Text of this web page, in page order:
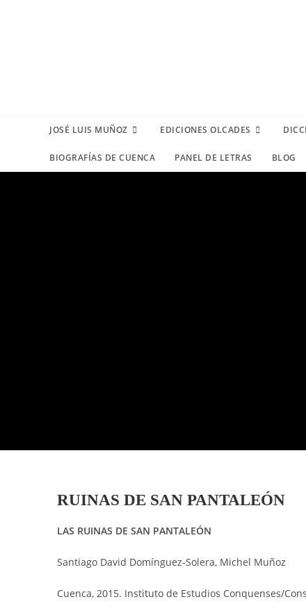
JOSÉ LUIS MUÑOZ EDICIONES OLCADES
BIOGRAFÍAS DE CUENCA PANEL DE LETRAS BLOG
RUINAS DE SAN PANTALEÓN
LAS RUINAS DE SAN PANTALEÓN
Santiago David Domínguez-Solera, Michel Muñoz
Cuenca, 2015. Instituto de Estudios Conquenses/